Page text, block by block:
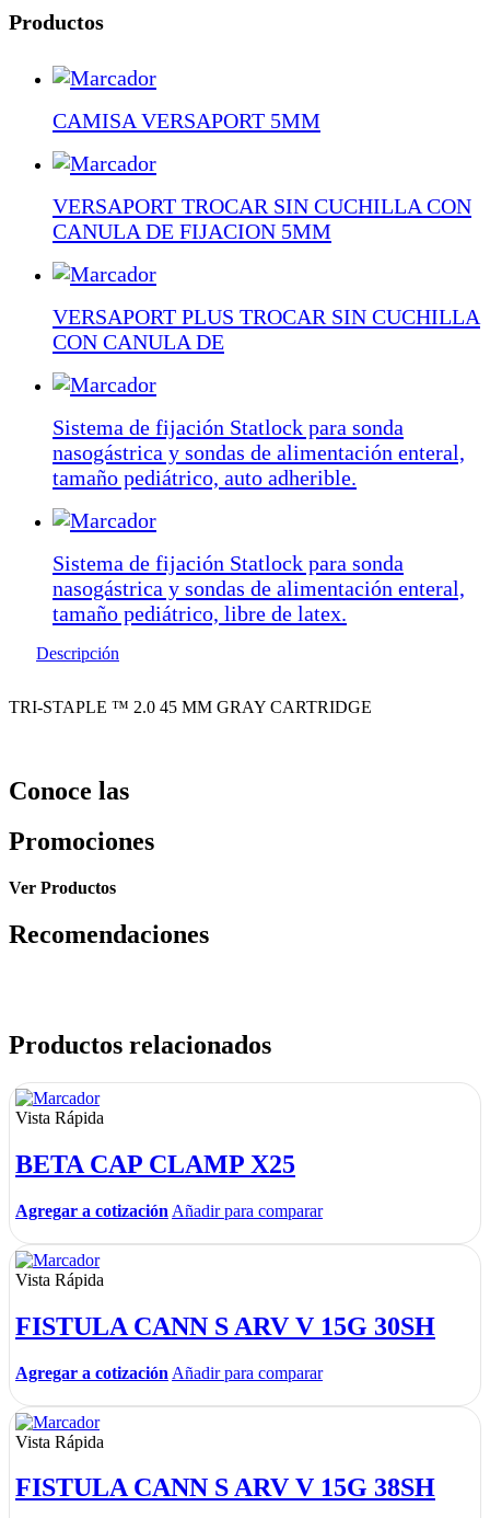
Productos
CAMISA VERSAPORT 5MM
VERSAPORT TROCAR SIN CUCHILLA CON
CANULA DE FIJACION 5MM
VERSAPORT PLUS TROCAR SIN CUCHILLA
CON CANULA DE
Sistema de fijación Statlock para sonda
nasogástrica y sondas de alimentación enteral,
tamaño pediátrico, auto adherible.
Sistema de fijación Statlock para sonda
nasogástrica y sondas de alimentación enteral,
tamaño pediátrico, libre de latex.
Descripción
TRI-STAPLE ™ 2.0 45 MM GRAY CARTRIDGE
Conoce las
Promociones
Ver Productos
Recomendaciones
Productos relacionados
Vista Rápida
BETA CAP CLAMP X25
Agregar a cotización Añadir para comparar
Vista Rápida
FISTULA CANN S ARV V 15G 30SH
Agregar a cotización Añadir para comparar
Vista Rápida
FISTULA CANN S ARV V 15G 38SH